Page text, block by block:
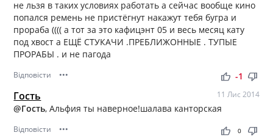
не льзя в таких условиях работать а сейчас вообще кино
попался ремень не пристёгнут накажут тебя бугра и
прораба (((( а тот за это кафицэнт 05 и весь месяц кату
под хвост а ЕЩЁ СТУКАЧИ .ПРЕБЛИЖОННЫЕ . ТУПЫЕ
ПРОРАБЫ . и не пагода
Відповісти ••• thumb_up thumb_down
-1
Гость 11 Лис 2014
@Гость, Альфия ты наверное!шалава канторская
Відповісти ••• thumb_up thumb_down
0